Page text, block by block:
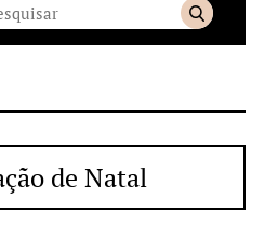
de Natal